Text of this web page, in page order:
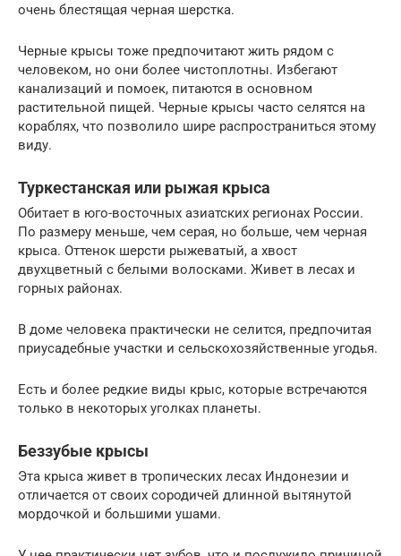
очень блестящая черная шерстка.
Черные крысы тоже предпочитают жить рядом с
человеком, но они более чистоплотны. Избегают
канализаций и помоек, питаются в основном
растительной пищей. Черные крысы часто селятся на
кораблях, что позволило шире распространиться этому
виду.
Туркестанская или рыжая крыса
Обитает в юго-восточных азиатских регионах России.
По размеру меньше, чем серая, но больше, чем черная
крыса. Оттенок шерсти рыжеватый, а хвост
двухцветный с белыми волосками. Живет в лесах и
горных районах.
В доме человека практически не селится, предпочитая
приусадебные участки и сельскохозяйственные угодья.
Есть и более редкие виды крыс, которые встречаются
только в некоторых уголках планеты.
Беззубые крысы
Эта крыса живет в тропических лесах Индонезии и
отличается от своих сородичей длинной вытянутой
мордочкой и большими ушами.